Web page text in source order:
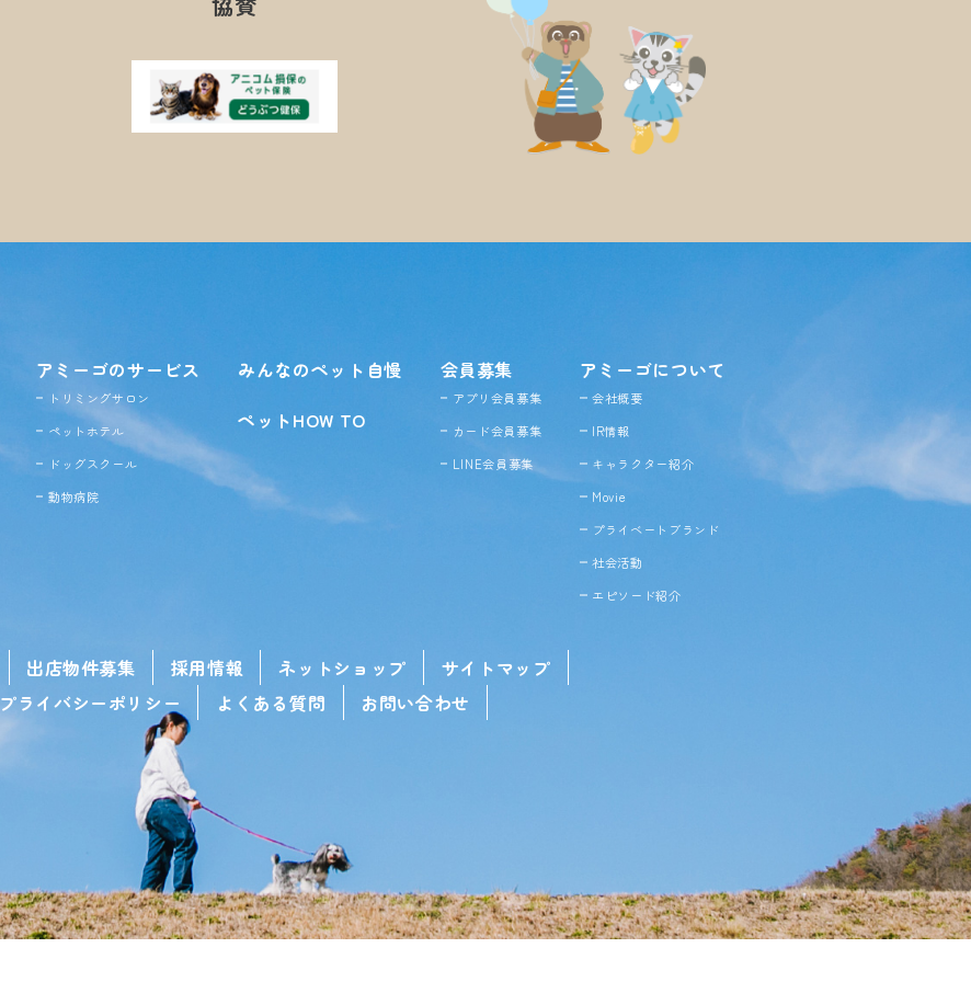
アミーゴのサービス
トリミングサロン
ペットホテル
ドッグスクール
動物病院
みんなのペット自慢
ペットHOW TO
会員募集
アプリ会員募集
カード会員募集
LINE会員募集
アミーゴについて
会社概要
IR情報
キャラクター紹介
Movie
プライベートブランド
社会活動
エピソード紹介
出店物件募集 採用情報 ネットショップ
サイトマップ
プライバシーポリシー
よくある質問 お問い合わせ